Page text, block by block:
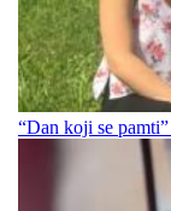
“Dan koji se